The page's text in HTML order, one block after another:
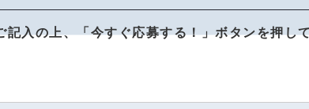
記入の上、「今すぐ応募する！」ボタンを押し